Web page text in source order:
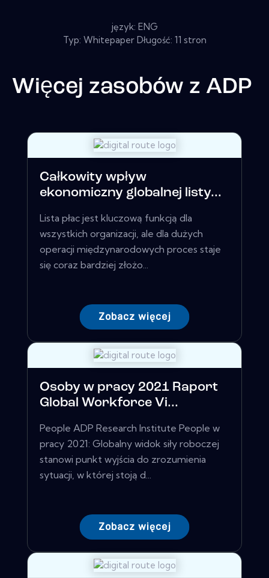
język: ENG
Typ: Whitepaper Długość: 11 stron
Więcej zasobów z ADP
Całkowity wpływ
ekonomiczny globalnej listy...
Lista płac jest kluczową funkcją dla
wszystkich organizacji, ale dla dużych
operacji międzynarodowych proces staje
się coraz bardziej złożo...
Zobacz więcej
Osoby w pracy 2021 Raport
Global Workforce Vi...
People ADP Research Institute People w
pracy 2021: Globalny widok siły roboczej
stanowi punkt wyjścia do zrozumienia
sytuacji, w której stoją d...
Zobacz więcej